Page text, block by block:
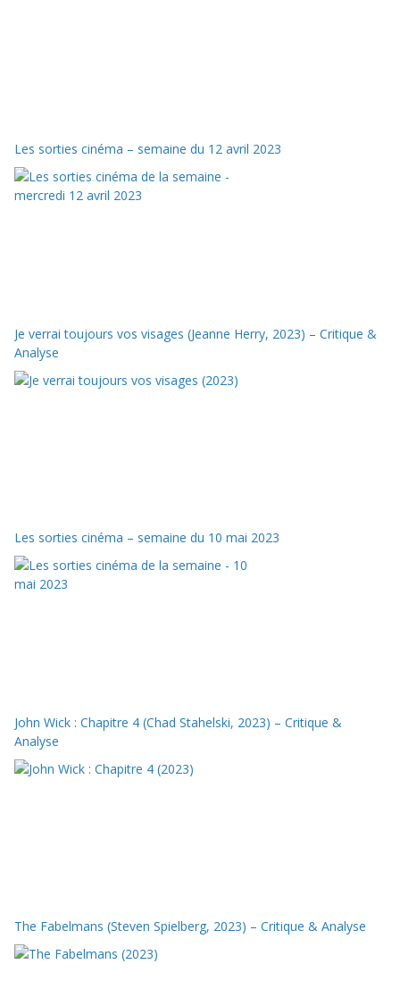
Les sorties cinéma – semaine du 12 avril 2023
Je verrai toujours vos visages (Jeanne Herry, 2023) – Critique &
Analyse
Les sorties cinéma – semaine du 10 mai 2023
John Wick : Chapitre 4 (Chad Stahelski, 2023) – Critique &
Analyse
The Fabelmans (Steven Spielberg, 2023) – Critique & Analyse